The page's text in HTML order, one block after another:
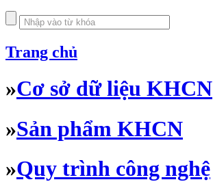
Trang chủ
»Cơ sở dữ liệu KHCN
»Sản phẩm KHCN
»Quy trình công nghệ